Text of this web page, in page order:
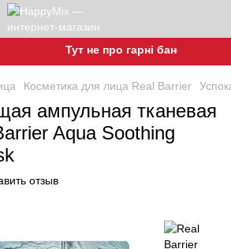
Тут не про гарні баночки, а
Косметика для лица Real Barrier
ампульная тканевая
Aqua Soothing
отзыв